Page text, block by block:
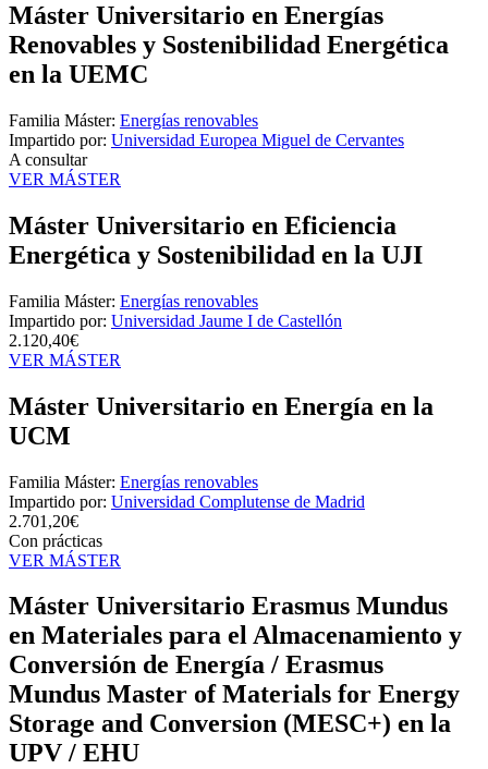
Máster Universitario en Energías
Renovables y Sostenibilidad Energética
en la UEMC
Familia Máster: Energías renovables
Impartido por: Universidad Europea Miguel de Cervantes
A consultar
VER MÁSTER
Máster Universitario en Eficiencia
Energética y Sostenibilidad en la UJI
Familia Máster: Energías renovables
Impartido por: Universidad Jaume I de Castellón
2.120,40€
VER MÁSTER
Máster Universitario en Energía en la
UCM
Familia Máster: Energías renovables
Impartido por: Universidad Complutense de Madrid
2.701,20€
Con prácticas
VER MÁSTER
Máster Universitario Erasmus Mundus
en Materiales para el Almacenamiento y
Conversión de Energía / Erasmus
Mundus Master of Materials for Energy
Storage and Conversion (MESC+) en la
UPV / EHU